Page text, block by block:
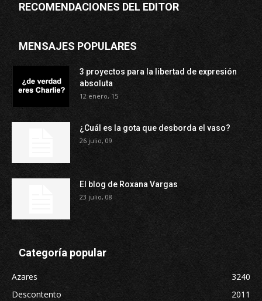
RECOMENDACIONES DEL EDITOR
MENSAJES POPULARES
3 proyectos para la libertad de expresión
absoluta
12 enero, 15
¿Cuál es la gota que desborda el vaso?
26 julio, 09
El blog de Roxana Vargas
23 julio, 08
Categoría popular
Azares
3240
Descontento
2011